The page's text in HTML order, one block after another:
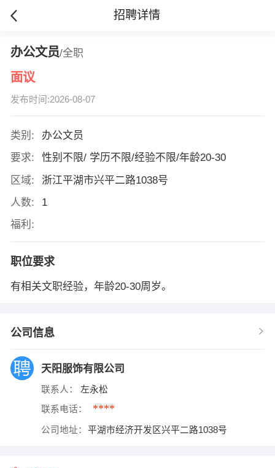
招聘详情
办公文员/全职
面议
发布时间:2026-08-07
类别:
办公文员
要求:
性别不限/ 学历不限/经验不限/年龄20-30
区域:
浙江平湖市兴平二路1038号
人数:
1
福利:
职位要求
有相关文职经验，年龄20-30周岁。
公司信息
天阳服饰有限公司
联系人： 左永松
联系电话： ****
公司地址： 平湖市经济开发区兴平二路1038号